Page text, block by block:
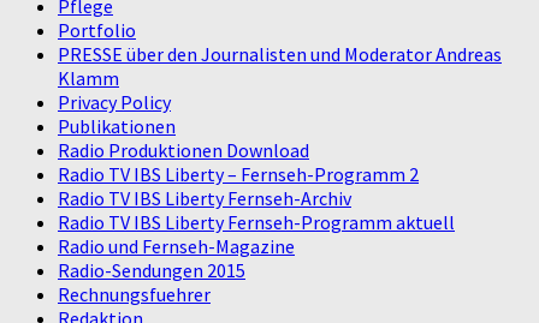
Pflege
Portfolio
PRESSE über den Journalisten und Moderator Andreas
Klamm
Privacy Policy
Publikationen
Radio Produktionen Download
Radio TV IBS Liberty – Fernseh-Programm 2
Radio TV IBS Liberty Fernseh-Archiv
Radio TV IBS Liberty Fernseh-Programm aktuell
Radio und Fernseh-Magazine
Radio-Sendungen 2015
Rechnungsfuehrer